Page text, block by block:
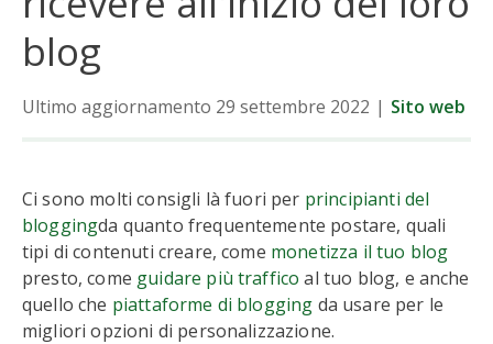
blog
Ultimo aggiornamento 29 settembre 2022 | Sito web
Ci sono molti consigli là fuori per principianti del
bloggingda quanto frequentemente postare, quali
tipi di contenuti creare, come monetizza il tuo blog
presto, come guidare più traffico al tuo blog, e anche
quello che piattaforme di blogging da usare per le
migliori opzioni di personalizzazione.